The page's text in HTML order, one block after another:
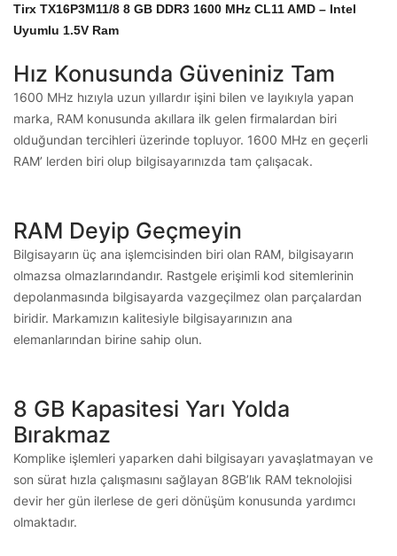
Tirx TX16P3M11/8 8 GB DDR3 1600 MHz CL11 AMD – Intel
Uyumlu 1.5V Ram
Hız Konusunda Güveniniz Tam
1600 MHz hızıyla uzun yıllardır işini bilen ve layıkıyla yapan
marka, RAM konusunda akıllara ilk gelen firmalardan biri
olduğundan tercihleri üzerinde topluyor. 1600 MHz en geçerli
RAM’ lerden biri olup bilgisayarınızda tam çalışacak.
RAM Deyip Geçmeyin
Bilgisayarın üç ana işlemcisinden biri olan RAM, bilgisayarın
olmazsa olmazlarındandır. Rastgele erişimli kod sitemlerinin
depolanmasında bilgisayarda vazgeçilmez olan parçalardan
biridir. Markamızın kalitesiyle bilgisayarınızın ana
elemanlarından birine sahip olun.
8 GB Kapasitesi Yarı Yolda
Bırakmaz
Komplike işlemleri yaparken dahi bilgisayarı yavaşlatmayan ve
son sürat hızla çalışmasını sağlayan 8GB’lık RAM teknolojisi
devir her gün ilerlese de geri dönüşüm konusunda yardımcı
olmaktadır.